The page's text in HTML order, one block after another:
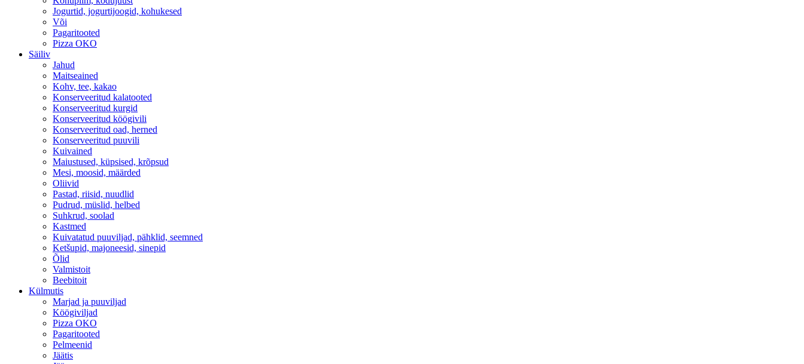
Jogurtid, jogurtijoogid, kohukesed
Või
Pagaritooted
Pizza OKO
Säiliv
Jahud
Maitseained
Kohv, tee, kakao
Konserveeritud kalatooted
Konserveeritud kurgid
Konserveeritud köögivili
Konserveeritud oad, herned
Konserveeritud puuvili
Kuivained
Maiustused, küpsised, krõpsud
Mesi, moosid, määrded
Oliivid
Pastad, riisid, nuudlid
Pudrud, müslid, helbed
Suhkrud, soolad
Kastmed
Kuivatatud puuviljad, pähklid, seemned
Ketšupid, majoneesid, sinepid
Õlid
Valmistoit
Beebitoit
Külmutis
Marjad ja puuviljad
Köögiviljad
Pizza OKO
Pagaritooted
Pelmeenid
Jäätis